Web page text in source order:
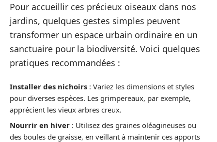
Pour accueillir ces précieux oiseaux dans nos
jardins, quelques gestes simples peuvent
transformer un espace urbain ordinaire en un
sanctuaire pour la biodiversité. Voici quelques
pratiques recommandées :
Installer des nichoirs : Variez les dimensions et styles
pour diverses espèces. Les grimpereaux, par exemple,
apprécient les vieux arbres creux.
Nourrir en hiver : Utilisez des graines oléagineuses ou
des boules de graisse, en veillant à maintenir ces apports